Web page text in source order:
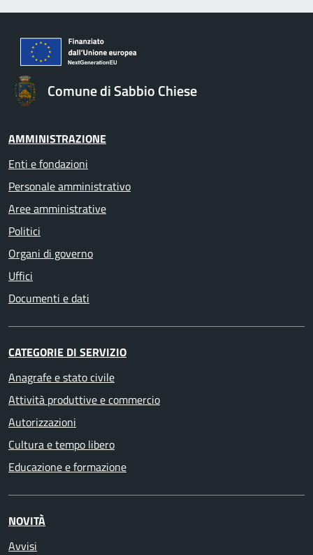
Comune di Sabbio Chiese
AMMINISTRAZIONE
Enti e fondazioni
Personale amministrativo
Aree amministrative
Politici
Organi di governo
Uffici
Documenti e dati
CATEGORIE DI SERVIZIO
Anagrafe e stato civile
Attività produttive e commercio
Autorizzazioni
Cultura e tempo libero
Educazione e formazione
NOVITÀ
Avvisi